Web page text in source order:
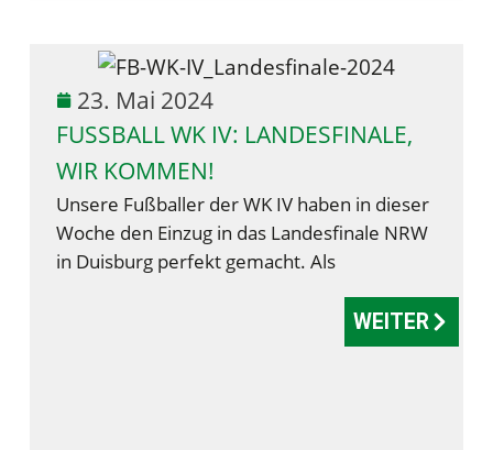
23. Mai 2024
FUSSBALL WK IV: LANDESFINALE, W
IR KOMMEN!
Unsere Fußballer der WK IV haben in dieser
Woche den Einzug in das Landesfinale NRW
in Duisburg perfekt gemacht. Als
WEITER